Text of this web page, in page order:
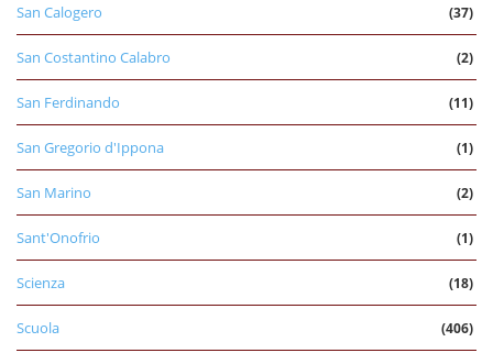
San Calogero (37)
San Costantino Calabro (2)
San Ferdinando (11)
San Gregorio d'Ippona (1)
San Marino (2)
Sant'Onofrio (1)
Scienza (18)
Scuola (406)